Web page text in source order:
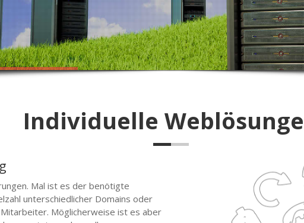
Individuelle
Mal ist es der benötigte
unterschiedlicher Domains oder
Möglicherweise ist es aber